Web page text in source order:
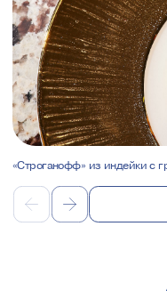
«Строганофф» из индейки с